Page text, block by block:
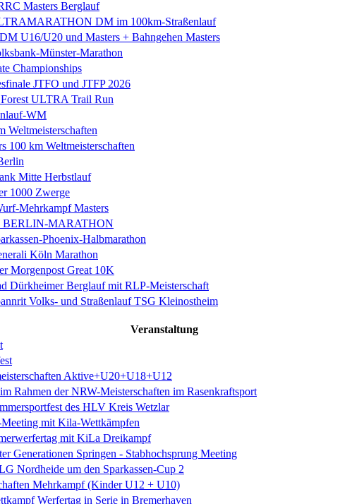
Masters Berglauf
DM im 100km-Straßenlauf
U16/U20 und Masters + Bahngehen Masters
Münster-Marathon
Championships
JTFO und JTFP 2026
ULTRA Trail Run
WM
Weltmeisterschaften
100 km Weltmeisterschaften
Mitte Herbstlauf
1000 Zwerge
Mehrkampf Masters
BERLIN-MARATHON
Phoenix-Halbmarathon
Köln Marathon
Morgenpost Great 10K
Dürkheimer Berglauf mit RLP-Meisterschaft
Volks- und Straßenlauf TSG Kleinostheim
Veranstaltung
Aktive+U20+U18+U12
Rahmen der NRW-Meisterschaften im Rasenkraftsport
des HLV Kreis Wetzlar
mit Kila-Wettkämpfen
mit KiLa Dreikampf
Generationen Springen - Stabhochsprung Meeting
Nordheide um den Sparkassen-Cup 2
Mehrkampf (Kinder U12 + U10)
Werfertag in Serie in Bremerhaven